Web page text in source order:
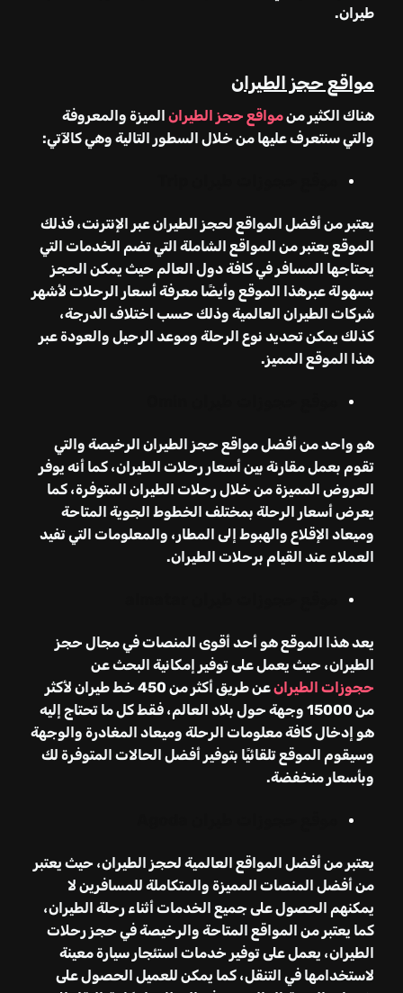
طيران.
مواقع حجز الطيران
هناك الكثير منمواقع حجز الطيران الميزة والمعروفة
والتي سنتعرف عليها من خلال السطور التالية وهي كالآتي:
يعتبر من أفضل المواقع لحجز الطيران عبر الإنترنت، فذلك
الموقع يعتبر من المواقع الشاملة التي تضم الخدمات التي
يحتاجها المسافر في كافة دول العالم حيث يمكن الحجز
بسهولة عبرهذا الموقع وأيضًا معرفة أسعار الرحلات لأشهر
شركات الطيران العالمية وذلك حسب اختلاف الدرجة،
كذلك يمكن تحديد نوع الرحلة وموعد الرحيل والعودة عبر
هذا الموقع المميز.
هو واحد من أفضل مواقع حجز الطيران الرخيصة والتي
تقوم بعمل مقارنة بين أسعار رحلات الطيران، كما أنه يوفر
العروض المميزة من خلال رحلات الطيران المتوفرة، كما
يعرض أسعار الرحلة بمختلف الخطوط الجوية المتاحة
وميعاد الإقلاع والهبوط إلى المطار، والمعلومات التي تفيد
العملاء عند القيام برحلات الطيران.
يعد هذا الموقع هو أحد أقوى المنصات في مجال حجز
الطيران، حيث يعمل على توفير إمكانية البحث عن
حجوزات الطيران
عن طريق أكثر من 450 خط طيران لأكثر
من 15000 وجهة حول بلاد العالم، فقط كل ما تحتاج إليه
هو إدخال كافة معلومات الرحلة وميعاد المغادرة والوجهة
وسيقوم الموقع تلقائيًا بتوفير أفضل الحالات المتوفرة لك
وبأسعار منخفضة.
يعتبر من أفضل المواقع العالمية لحجز الطيران، حيث يعتبر
من أفضل المنصات المميزة والمتكاملة للمسافرين لا
يمكنهم الحصول على جميع الخدمات أثناء رحلة الطيران،
كما يعتبر من المواقع المتاحة والرخيصة في حجز رحلات
الطيران، يعمل على توفير خدمات استئجار سيارة معينة
لاستخدامها في التنقل، كما يمكن للعميل الحصول على